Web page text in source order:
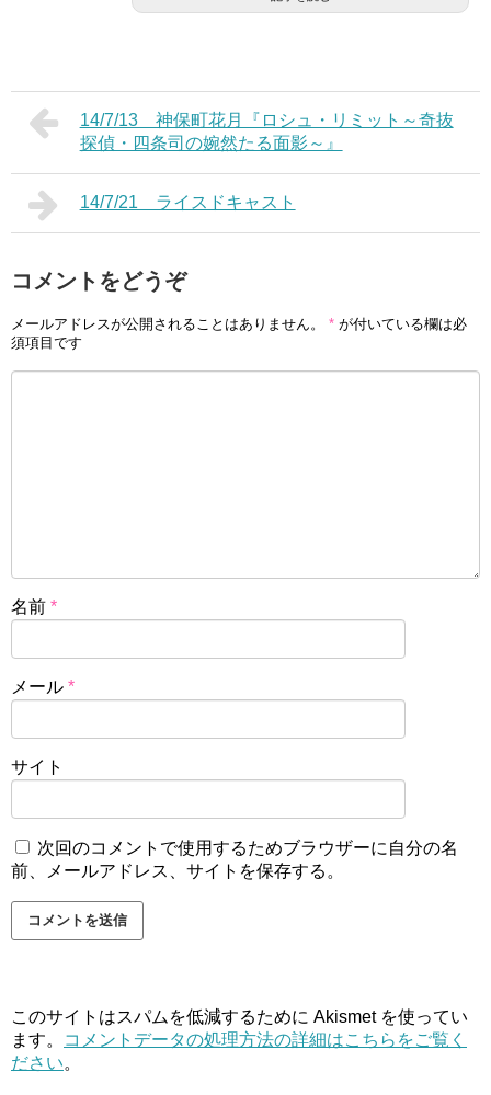
14/7/13 神保町花月『ロシュ・リミット～奇抜
探偵・四条司の婉然たる面影～』
14/7/21 ライスドキャスト
コメントをどうぞ
メールアドレスが公開されることはありません。 * が付いている欄は必
須項目です
名前 *
メール *
サイト
次回のコメントで使用するためブラウザーに自分の名
前、メールアドレス、サイトを保存する。
このサイトはスパムを低減するために Akismet を使ってい
ます。
コメントデータの処理方法の詳細はこちらをご覧く
ださい。